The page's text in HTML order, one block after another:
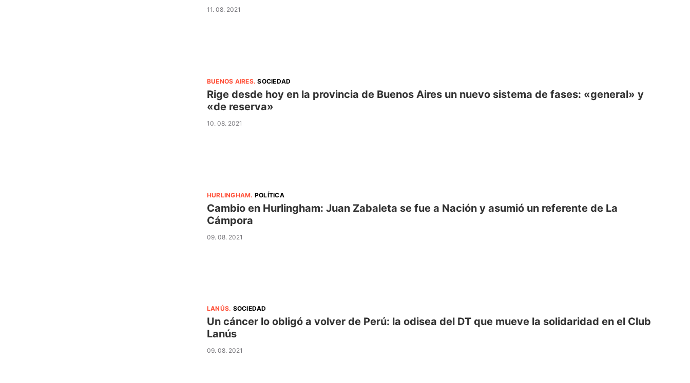
11. 08. 2021
BUENOS AIRES.SOCIEDAD
Rige desde hoy en la provincia de Buenos Aires un nuevo sistema de fases: «general» y
«de reserva»
10. 08. 2021
HURLINGHAM. POLÍTICA
Cambio en Hurlingham: Juan Zabaleta se fue a Nación y asumió un referente de La
Cámpora
09. 08. 2021
LANÚS. SOCIEDAD
Un cáncer lo obligó a volver de Perú: la odisea del DT que mueve la solidaridad en el Club
Lanús
09. 08. 2021